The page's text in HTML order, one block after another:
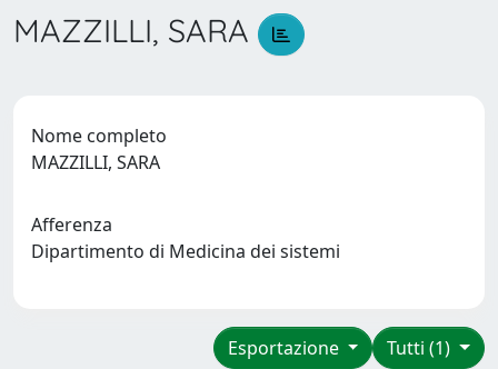
MAZZILLI, SARA
Nome completo
MAZZILLI, SARA
Afferenza
Dipartimento di Medicina dei sistemi
Tutti (1)
Esportazione